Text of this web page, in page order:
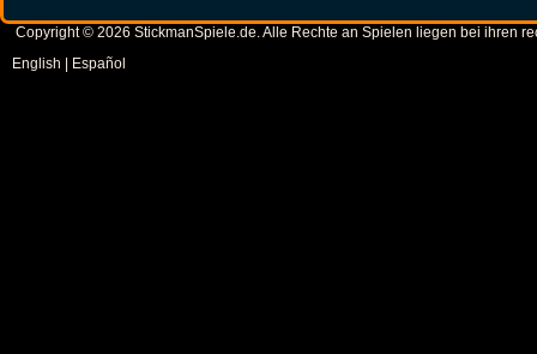
Copyright © 2026 StickmanSpiele.de. Alle Rechte an Spielen liegen bei ihren
English
Español